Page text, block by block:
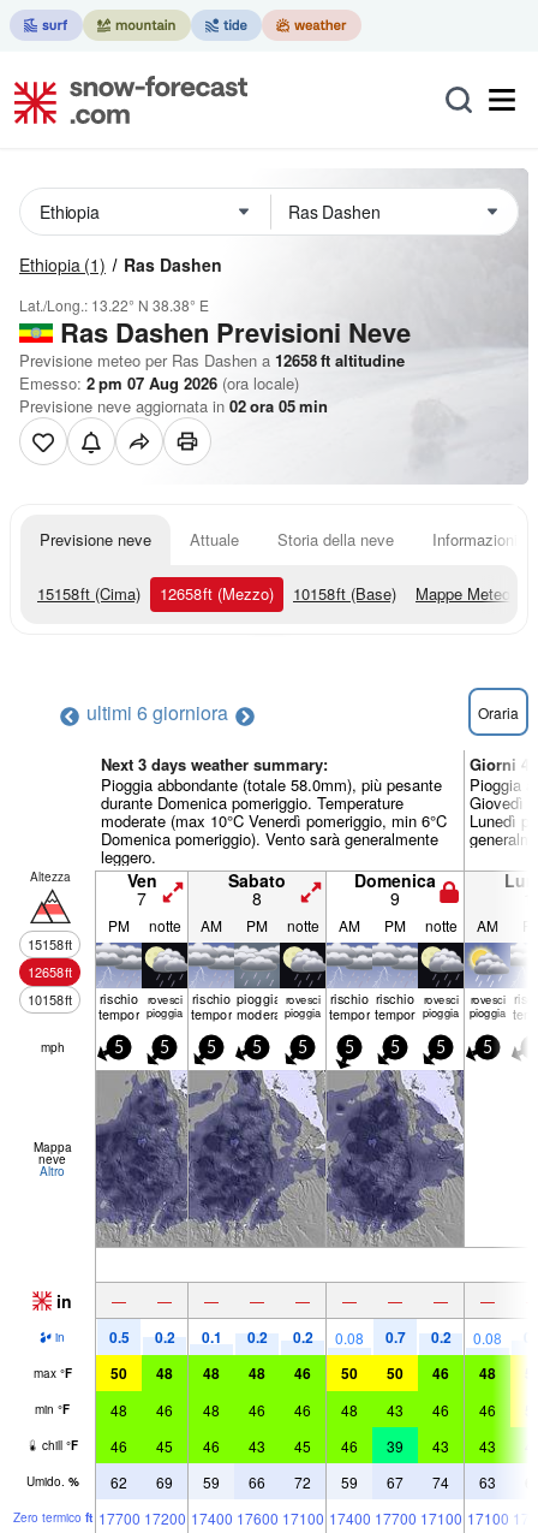
Ethiopia (1) Ras Dashen
Lat./Long.: 13.22° N 38.38° E
Ras Dashen Previsioni Neve
Previsione meteo per Ras Dashen a 12658ft altitudine
Emesso: 2 pm 07 Aug 2026 (ora locale)
Previsione neve aggiornata in 02ora 05min
Previsione neve Attuale Storia della neve Informazioni
15158ft (Cima) 12658ft (Mezzo) 10158ft (Base) Mappe Meteo
ultimi 6 giorniora Oraria
Next 3 days weather summary:
Pioggia abbondante (totale 58.0mm), più pesante
durante Domenica pomeriggio. Temperature
moderate (max 10°C Venerdì pomeriggio, min 6°C
Domenica pomeriggio). Vento sarà generalmente
leggero.
Giorni
Pioggia
Giovedì
Lunedì
Altezza
15158ft
12658ft
10158ft
Ven
7
Sabato
8
Domenica
9
PM notte AM PM notte AM PM notte AM
rischio
temporale
rovesci
pioggia
rischio
temporale
pioggia
moderata
rovesci
pioggia
rischio
temporale
rischio
temporale
rovesci
pioggia
rovesci
pioggia
mph 5 5 5 5 5 5 5 5 5
Mappa
neve
Altro
in — — — — — — — — —
in 0.5 0.2 0.1 0.2 0.2 0.08 0.7 0.2 0.08
max °F 50 48 48 48 46 50 50 46 48
min °F 48 46 48 46 46 48 43 46 46
chill °F 46 45 46 43 45 46 39 43 43
Umido. % 62 69 59 66 72 59 67 74 63
Zero termico ft 17700 17200 17400 17600 17100 17400 17700 17100 17100